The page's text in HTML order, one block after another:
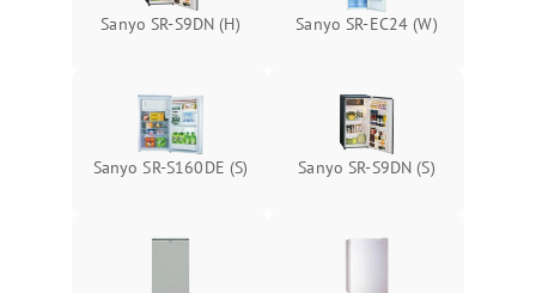
Sanyo SR-S9DN (H) Sanyo SR-EC24 (W)
Sanyo SR-S160DE (S) Sanyo SR-S9DN (S)